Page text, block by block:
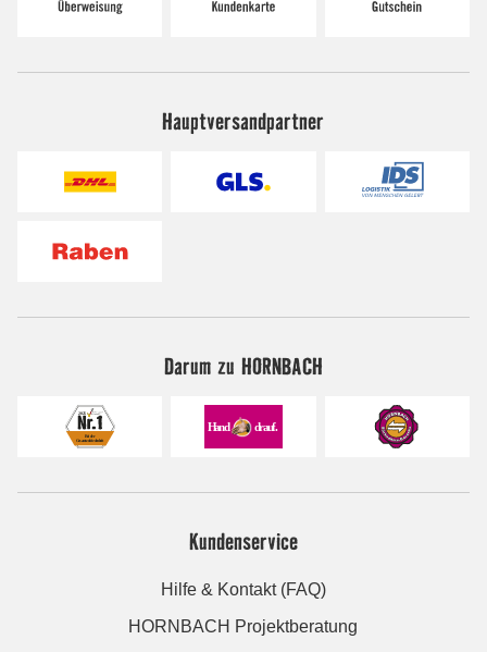
Hauptversandpartner
Darum zu HORNBACH
Kundenservice
Hilfe & Kontakt (FAQ)
HORNBACH Projektberatung